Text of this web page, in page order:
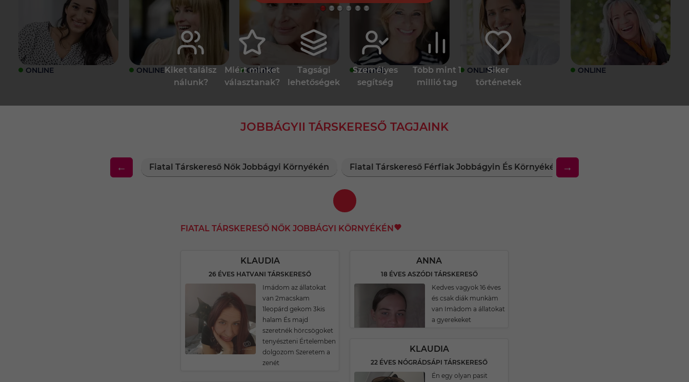
ONLINE ONLINE ONLINE ONLINE ONLINE ONLINE
Kiket találsz
nálunk?
Miért minket
választanak?
Tagsági
lehetőségek
Személyes
segítség
Több mint 1
millió tag
Siker
történetek
JOBBÁGYII TÁRSKERESŐ TAGJAINK
← Fiatal Társkereső Nők Jobbágyi Környékén Fiatal Társkereső Férfiak Jobbágyin És Környékén →
FIATAL TÁRSKERESŐ NŐK JOBBÁGYI KÖRNYÉKÉN
KLAUDIA
26 ÉVES HATVANI TÁRSKERESŐ
Imádom az állatokat
van 2macskam
1leopárd gekom 3kis
halam És majd
szeretnék hörcsögoket
tenyészteni Értelemben
dolgozom Szeretem a
zenét
ANNA
18 ÉVES ASZÓDI TÁRSKERESŐ
Kedves vagyok 16 éves
és csak diák munkàm
van Imàdom a állatokat
a gyerekeket
KLAUDIA
22 ÉVES NÓGRÁDSÁPI TÁRSKERESŐ
Én egy olyan pasit